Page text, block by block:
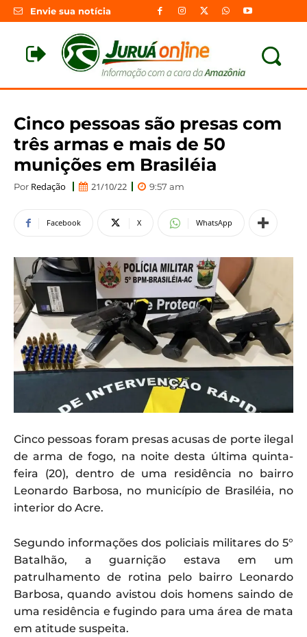
Envie sua notícia
Cinco pessoas são presas com
três armas e mais de 50
munições em Brasiléia
Por Redação 21/10/22 9:57 am
Facebook X WhatsApp
Cinco pessoas foram presas acusas de porte ilegal
de arma de fogo, na noite desta última quinta-
feira (20), dentro de uma residência no bairro
Leonardo Barbosa, no município de Brasiléia, no
interior do Acre.
Segundo informações dos policiais militares do 5°
Batalhão, a guarnição estava em um
patrulhamento de rotina pelo bairro Leonardo
Barbosa, quando avistou dois homens saindo de
uma residência e fugindo para uma área de mata
em atitude suspeita.